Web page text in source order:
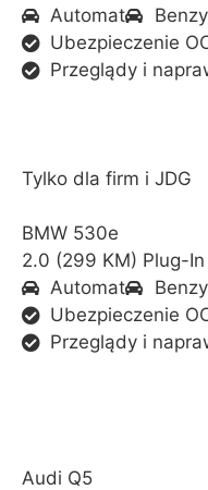
Automat
Ubezpieczenie
Przeglądy i
Tylko dla firm i JDG
BMW 530e
2.0 (299 KM) Plug-
Automat
Ubezpieczenie
Przeglądy i
Audi Q5